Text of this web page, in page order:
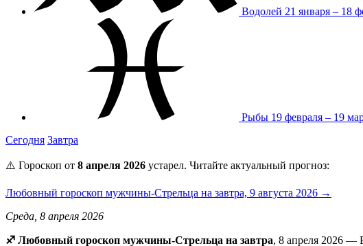
Водолей 21 января – 18
Рыбы 19 февраля – 19
Сегодня Завтра
⚠️ Гороскоп от 8 апреля 2026 устарел. Читайте актуальный прогноз:
Любовный гороскоп мужчины-Стрельца на завтра, 9 августа 2026 →
Среда, 8 апреля 2026
♐ Любовный гороскоп мужчины-Стрельца на завтра, 8 апреля 2026 —